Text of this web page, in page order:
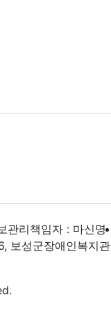
관리책임자 : 마신명
보성군장애인복지관